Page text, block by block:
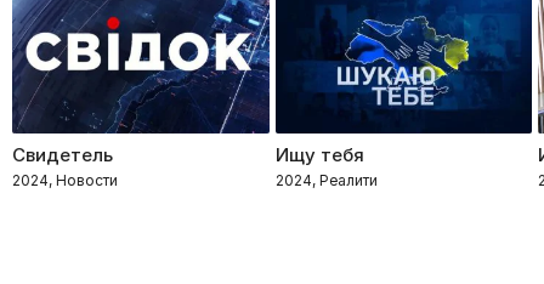
Свидетель
2024, Новости
Ищу тебя
2024, Реалити